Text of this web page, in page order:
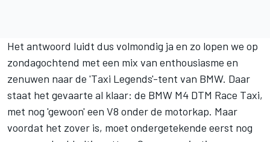
Het antwoord luidt dus volmondig ja en zo lopen we op
zondagochtend met een mix van enthousiasme en
zenuwen naar de 'Taxi Legends'-tent van BMW. Daar
staat het gevaarte al klaar: de BMW M4 DTM Race Taxi,
met nog 'gewoon' een V8 onder de motorkap. Maar
voordat het zover is, moet ondergetekende eerst nog